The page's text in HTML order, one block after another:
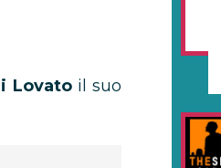
Lovatoil suo